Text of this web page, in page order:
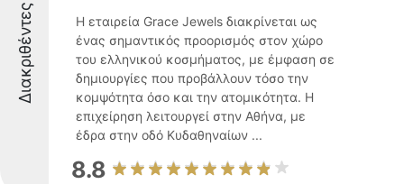
Διακριθέντες
Η εταιρεία Grace Jewels διακρίνεται ως
ένας σημαντικός προορισμός στον χώρο
του ελληνικού κοσμήματος, με έμφαση σε
δημιουργίες που προβάλλουν τόσο την
κομψότητα όσο και την ατομικότητα. Η
επιχείρηση λειτουργεί στην Αθήνα, με
έδρα στην οδό Κυδαθηναίων ...
8.8